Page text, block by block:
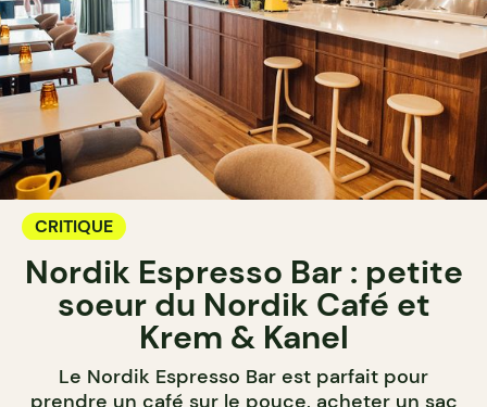
CRITIQUE
Nordik Espresso Bar : petite
soeur du Nordik Café et
Krem & Kanel
Le Nordik Espresso Bar est parfait pour
prendre un café sur le pouce, acheter un sac